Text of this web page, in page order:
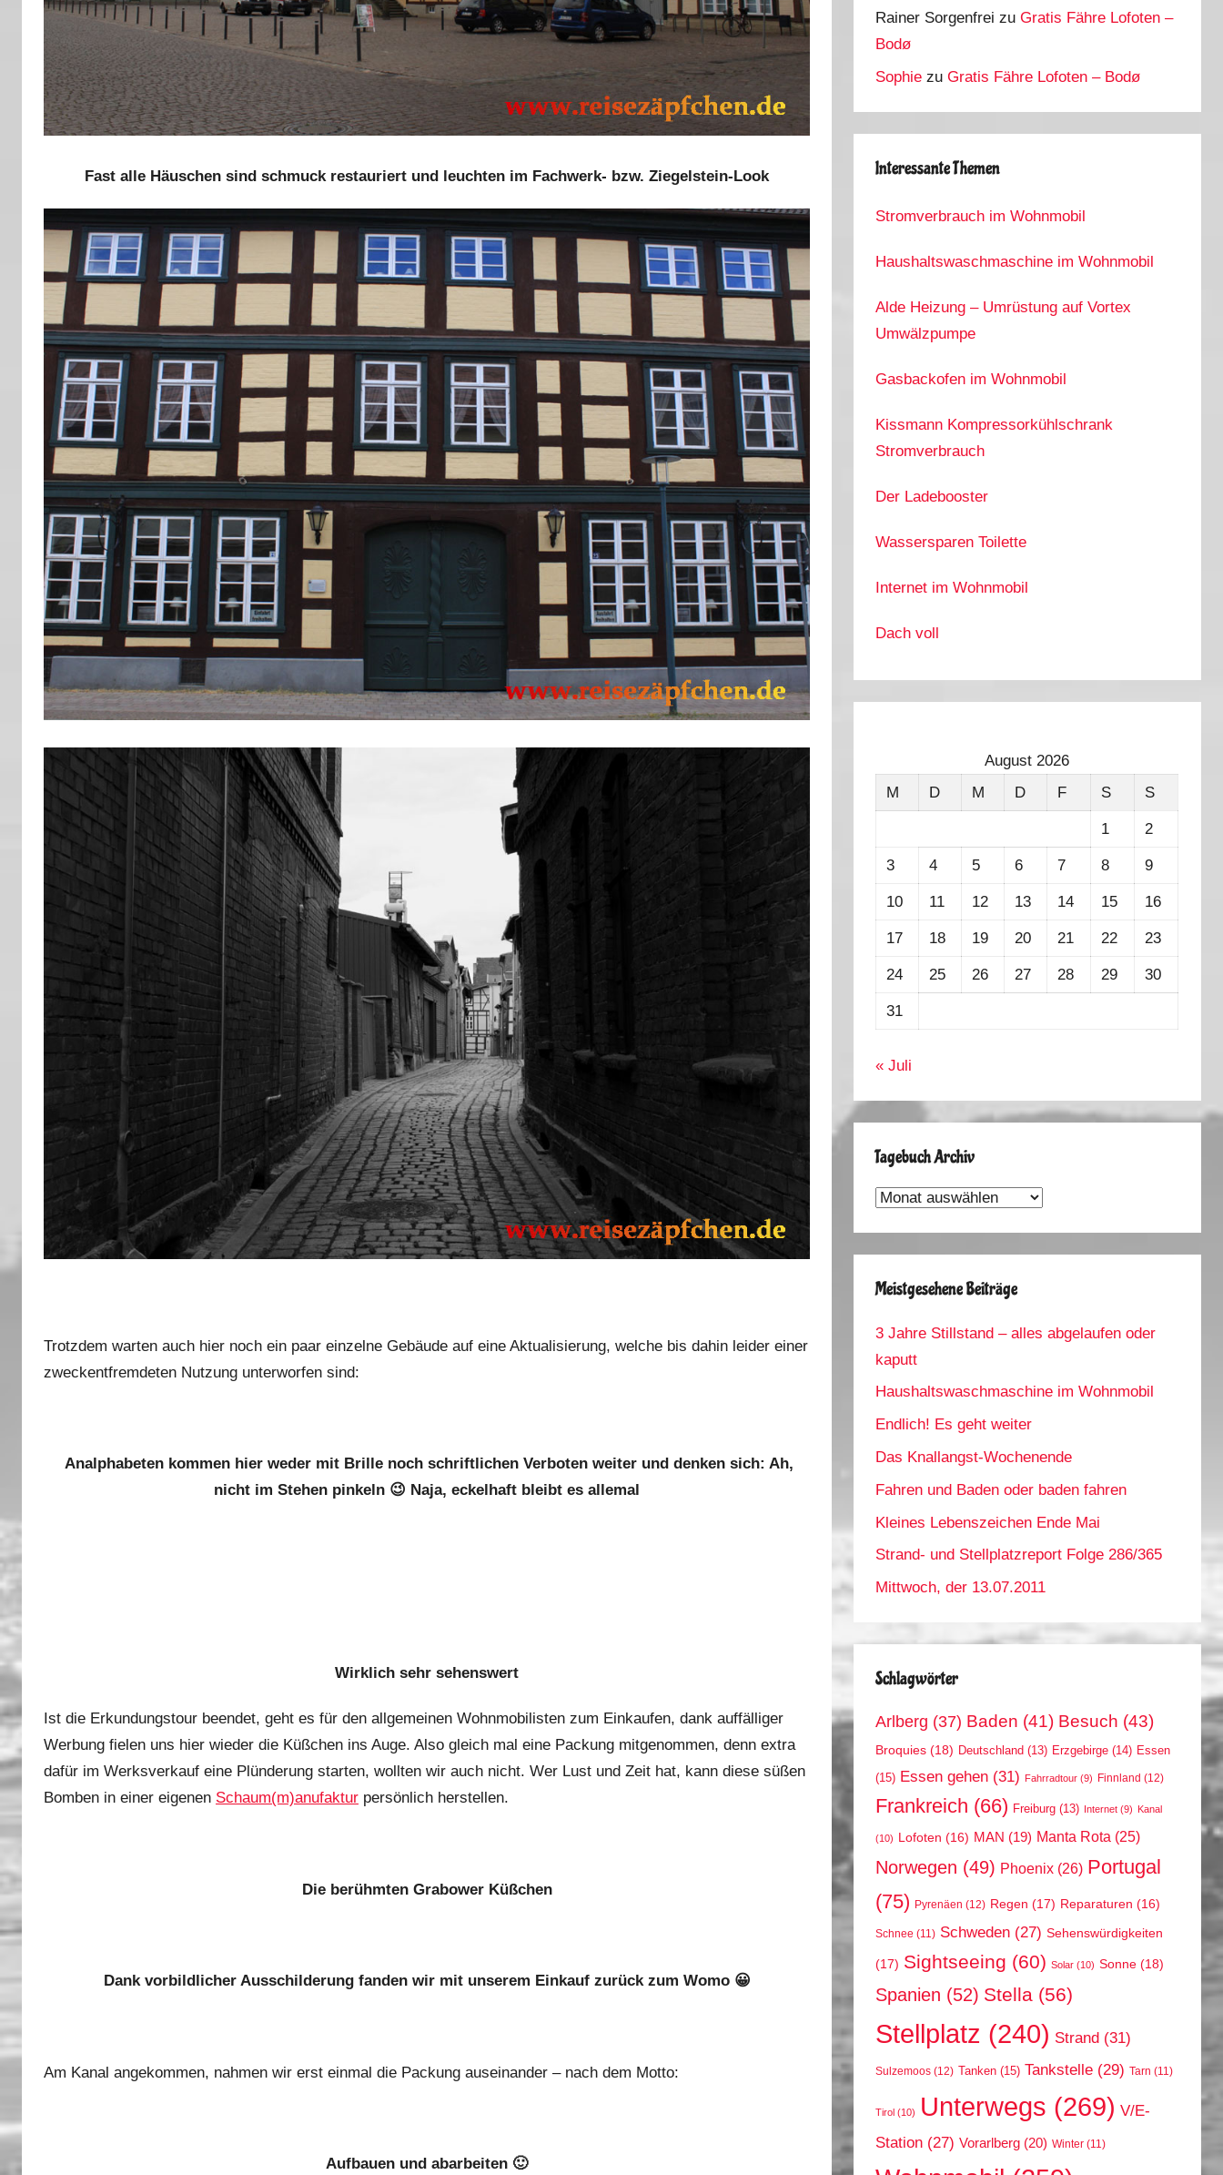
Fast alle Häuschen sind schmuck restauriert und leuchten im Fachwerk- bzw. Ziegelstein-Look
Trotzdem warten auch hier noch ein paar einzelne Gebäude auf eine Aktualisierung, welche bis dahin leider einer
zweckentfremdeten Nutzung unterworfen sind:
Analphabeten kommen hier weder mit Brille noch schriftlichen Verboten weiter und denken sich: Ah,
nicht im Stehen pinkeln 😉 Naja, eckelhaft bleibt es allemal
Wirklich sehr sehenswert
Ist die Erkundungstour beendet, geht es für den allgemeinen Wohnmobilisten zum Einkaufen, dank auffälliger
Werbung fielen uns hier wieder die Küßchen ins Auge. Also gleich mal eine Packung mitgenommen, denn extra
dafür im Werksverkauf eine Plünderung starten, wollten wir auch nicht. Wer Lust und Zeit hat, kann diese süßen
Bomben in einer eigenen Schaum(m)anufaktur persönlich herstellen.
Die berühmten Grabower Küßchen
Dank vorbildlicher Ausschilderung fanden wir mit unserem Einkauf zurück zum Womo 😀
Am Kanal angekommen, nahmen wir erst einmal die Packung auseinander – nach dem Motto:
Aufbauen und abarbeiten 🙂
Rainer Sorgenfrei zuGratis Fähre Lofoten –
Bodø
Sophie zuGratis Fähre Lofoten – Bodø
Interessante Themen
Stromverbrauch im Wohnmobil
Haushaltswaschmaschine im Wohnmobil
Alde Heizung – Umrüstung auf Vortex
Umwälzpumpe
Gasbackofen im Wohnmobil
Kissmann Kompressorkühlschrank
Stromverbrauch
Der Ladebooster
Wassersparen Toilette
Internet im Wohnmobil
Dach voll
August 2026
M
D M D F S S
1 2
3 4 5 6 7 8 9
10 11 12 13 14 15 16
17 18 19 20 21 22 23
24 25 26 27 28 29 30
31
« Juli
Tagebuch Archiv
Tagebuch
Meistgesehene Beiträge
3 Jahre Stillstand – alles abgelaufen oder
kaputt
Haushaltswaschmaschine im Wohnmobil
Endlich! Es geht weiter
Das Knallangst-Wochenende
Fahren und Baden oder baden fahren
Kleines Lebenszeichen Ende Mai
Strand- und Stellplatzreport Folge 286/365
Mittwoch, der 13.07.2011
Schlagwörter
Arlberg (37) Baden (41) Besuch (43)
Broquies (18) Deutschland (13) Erzgebirge (14) Essen
(15) Essen gehen (31) Fahrradtour (9) Finnland (12)
Frankreich (66) Freiburg (13) Internet (9) Kanal
(10) Lofoten (16) MAN (19) Manta Rota (25)
Norwegen (49) Phoenix (26) Portugal
(75) Pyrenäen (12) Regen (17) Reparaturen (16)
Schnee (11) Schweden (27) Sehenswürdigkeiten
(17) Sightseeing (60) Solar (10) Sonne (18)
Spanien (52) Stella (56)
Stellplatz (240) Strand (31)
Sulzemoos (12) Tanken (15) Tankstelle (29) Tarn (11)
Tirol (10) Unterwegs (269) V/E-
Station (27) Vorarlberg (20) Winter (11)